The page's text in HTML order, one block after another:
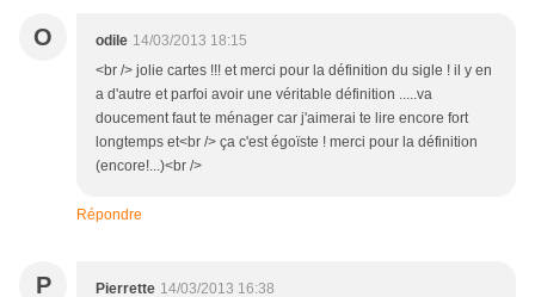
O odile 14/03/2013 18:15
<br /> jolie cartes !!! et merci pour la définition du sigle ! il y en
a d'autre et parfoi avoir une véritable définition .....va
doucement faut te ménager car j'aimerai te lire encore fort
longtemps et<br /> ça c'est égoïste ! merci pour la définition
(encore!...)<br />
Répondre
P Pierrette 14/03/2013 16:38